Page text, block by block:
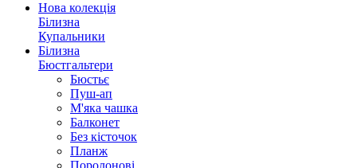
Нова колекція
Білизна
Купальники
Білизна
Бюстгальтери
Бюстьє
Пуш-ап
М'яка чашка
Балконет
Без кісточок
Планж
Поролонові